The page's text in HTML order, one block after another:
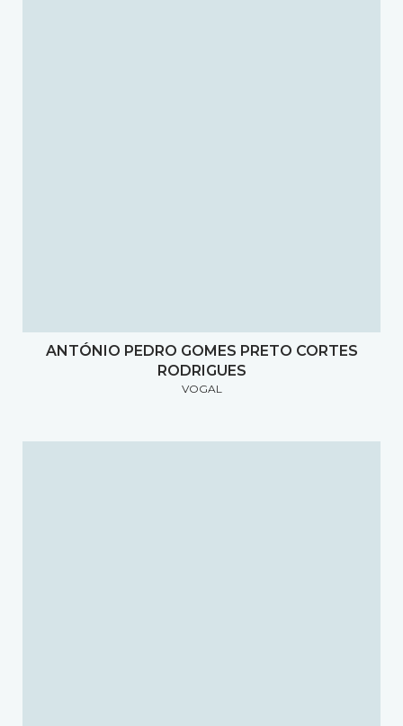
ANTÓNIO PEDRO GOMES PRETO CORTES
RODRIGUES
VOGAL